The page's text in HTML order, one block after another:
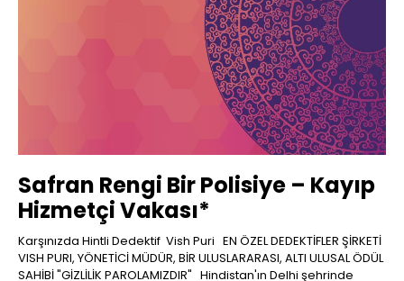
Safran Rengi Bir Polisiye – Kayıp
Hizmetçi Vakası*
Karşınızda Hintli Dedektif Vish Puri EN ÖZEL DEDEKTİFLER ŞİRKETİ
VISH PURI, YÖNETİCİ MÜDÜR, BİR ULUSLARARASI, ALTI ULUSAL ÖDÜL
SAHİBİ "GİZLİLİK PAROLAMIZDIR" Hindistan'ın Delhi şehrinde